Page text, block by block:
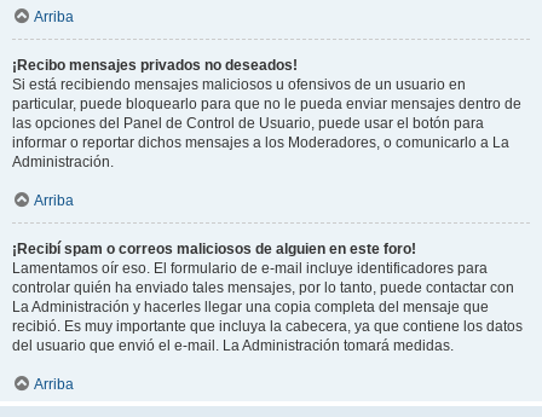
Arriba
¡Recibo mensajes privados no deseados!
Si está recibiendo mensajes maliciosos u ofensivos de un usuario en
particular, puede bloquearlo para que no le pueda enviar mensajes dentro de
las opciones del Panel de Control de Usuario, puede usar el botón para
informar o reportar dichos mensajes a los Moderadores, o comunicarlo a La
Administración.
Arriba
¡Recibí spam o correos maliciosos de alguien en este foro!
Lamentamos oír eso. El formulario de e-mail incluye identificadores para
controlar quién ha enviado tales mensajes, por lo tanto, puede contactar con
La Administración y hacerles llegar una copia completa del mensaje que
recibió. Es muy importante que incluya la cabecera, ya que contiene los datos
del usuario que envió el e-mail. La Administración tomará medidas.
Arriba